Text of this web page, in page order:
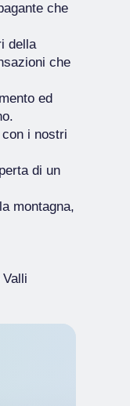
che
della
che
ed
i nostri
di un
montagna,